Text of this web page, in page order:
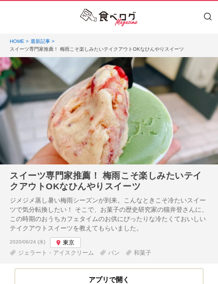
HOME
最新記事
スイーツ専門家推薦！ 梅雨こそ楽しみたいテイクアウトOKなひんやりスイーツ
スイーツ専門家推薦！ 梅雨こそ楽しみたいテイ
クアウトOKなひんやりスイーツ
ジメジメ蒸し暑い梅雨シーズンが到来。こんなときこそ冷たいスイー
ツで気分転換したい！ そこで、お菓子の歴史研究家の猫井登さんに、
この時期のおうちカフェタイムのお供にぴったりな冷たくておいしい
テイクアウトスイーツを教えてもらいました。
投稿日:
2020/06/24 (水)
東京
ジェラート・アイスクリーム
パン 和菓子
アプリで開く